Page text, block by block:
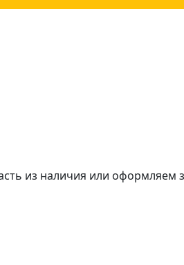
из наличия или оформляем